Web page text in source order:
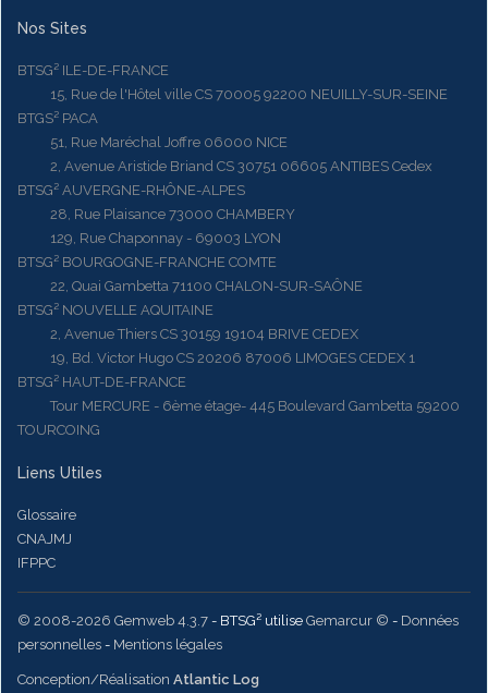
Nos Sites
BTSG² ILE-DE-FRANCE
15, Rue de l'Hôtel ville CS 70005 92200 NEUILLY-SUR-SEINE
BTGS² PACA
51, Rue Maréchal Joffre 06000 NICE
2, Avenue Aristide Briand CS 30751 06605 ANTIBES Cedex
BTSG² AUVERGNE-RHÔNE-ALPES
28, Rue Plaisance 73000 CHAMBERY
129, Rue Chaponnay - 69003 LYON
BTSG² BOURGOGNE-FRANCHE COMTE
22, Quai Gambetta 71100 CHALON-SUR-SAÔNE
BTSG² NOUVELLE AQUITAINE
2, Avenue Thiers CS 30159 19104 BRIVE CEDEX
19, Bd. Victor Hugo CS 20206 87006 LIMOGES CEDEX 1
BTSG² HAUT-DE-FRANCE
Tour MERCURE - 6ème étage- 445 Boulevard Gambetta 59200
TOURCOING
Liens Utiles
Glossaire
CNAJMJ
IFPPC
© 2008-2026 Gemweb 4.3.7 - BTSG² utilise Gemarcur © - Données
personnelles - Mentions légales
Conception/Réalisation Atlantic Log